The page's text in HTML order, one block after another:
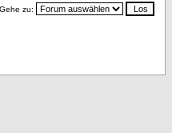
Gehe zu: